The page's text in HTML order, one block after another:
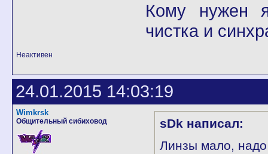
Кому нужен
чистка и
Неактивен
24.01.2015 14:03:19
Wimkrsk
Общительный сибиховод
sDk написал:
Линзы мало,